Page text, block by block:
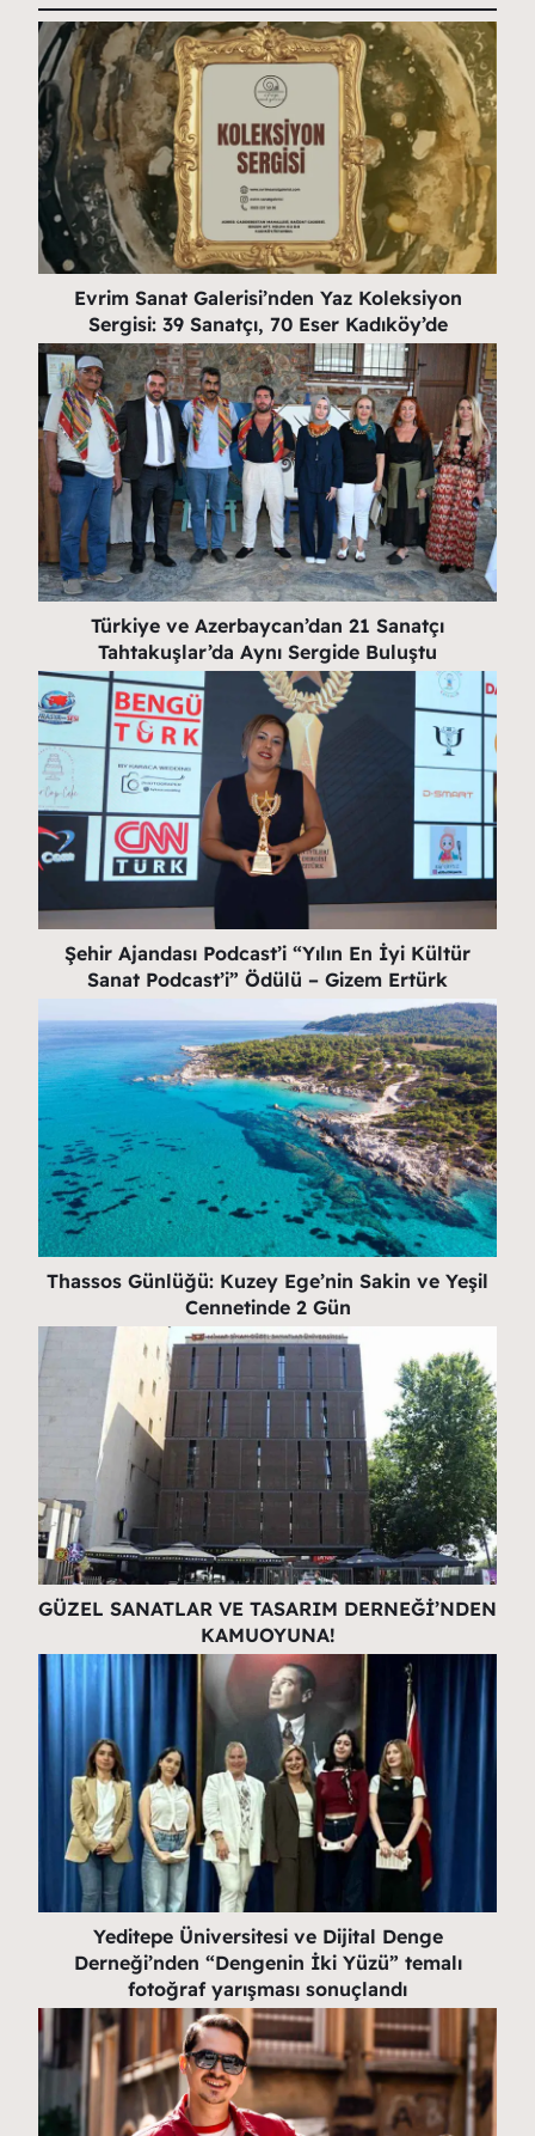
Evrim Sanat Galerisi’nden Yaz Koleksiyon
Sergisi: 39 Sanatçı, 70 Eser Kadıköy’de
Türkiye ve Azerbaycan’dan 21 Sanatçı
Tahtakuşlar’da Aynı Sergide Buluştu
Şehir Ajandası Podcast’i “Yılın En İyi Kültür
Sanat Podcast’i” Ödülü – Gizem Ertürk
Thassos Günlüğü: Kuzey Ege’nin Sakin ve Yeşil
Cennetinde 2 Gün
GÜZEL SANATLAR VE TASARIM DERNEĞİ’NDEN
KAMUOYUNA!
Yeditepe Üniversitesi ve Dijital Denge
Derneği’nden “Dengenin İki Yüzü” temalı
fotoğraf yarışması sonuçlandı